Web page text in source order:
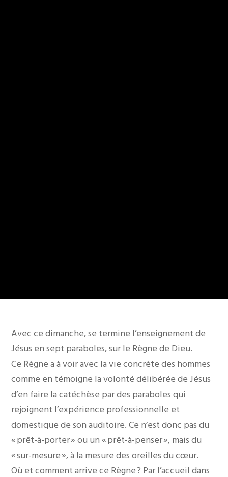
Avec ce dimanche, se termine l’enseignement de
Jésus en sept paraboles, sur le Règne de Dieu.
Ce Règne a à voir avec la vie concrète des hommes
comme en témoigne la volonté délibérée de Jésus
d’en faire la catéchèse par des paraboles qui
rejoignent l’expérience professionnelle et
domestique de son auditoire. Ce n’est donc pas du
« prêt-à-porter » ou un « prêt-à-penser », mais du
« sur-mesure », à la mesure des oreilles du cœur.
Où et comment arrive ce Règne ? Par l’accueil dans